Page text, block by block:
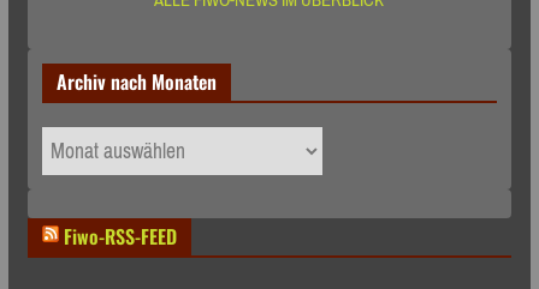
Archiv nach Monaten
Archiv
nach
Fiwo-RSS-FEED